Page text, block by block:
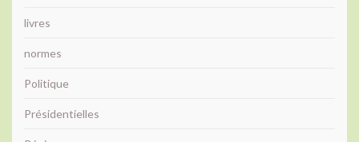
livres
normes
Politique
Présidentielles